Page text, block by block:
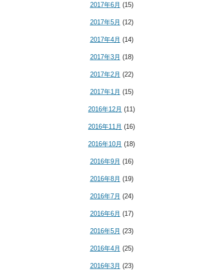
2017年6月 (15)
2017年5月 (12)
2017年4月 (14)
2017年3月 (18)
2017年2月 (22)
2017年1月 (15)
2016年12月 (11)
2016年11月 (16)
2016年10月 (18)
2016年9月 (16)
2016年8月 (19)
2016年7月 (24)
2016年6月 (17)
2016年5月 (23)
2016年4月 (25)
2016年3月 (23)